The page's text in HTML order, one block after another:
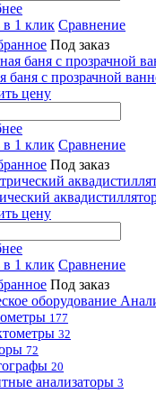
1 клик Сравнение
Под заказ
баня с прозрачной
цену
1 клик Сравнение
Под заказ
цену
1 клик Сравнение
Под заказ
177
32
72
20
анализаторы 3